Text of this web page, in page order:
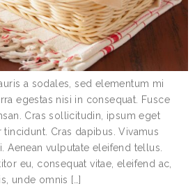
a sodales, sed elementum mi
egestas nisi in consequat. Fusce
Cras sollicitudin, ipsum eget
Cras dapibus. Vivamus
Aenean vulputate eleifend tellus.
eu, consequat vitae, eleifend ac,
unde omnis […]